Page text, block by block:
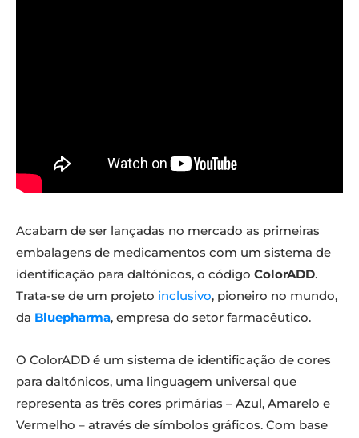
Acabam de ser lançadas no mercado as primeiras
embalagens de medicamentos com um sistema de
identificação para daltónicos, o código ColorADD.
Trata-se de um projeto inclusivo, pioneiro no mundo,
da Bluepharma, empresa do setor farmacêutico.
O ColorADD é um sistema de identificação de cores
para daltónicos, uma linguagem universal que
representa as três cores primárias – Azul, Amarelo e
Vermelho – através de símbolos gráficos. Com base